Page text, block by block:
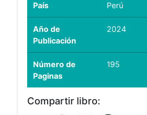
País Perú
Año de
Publicación
2024
Número de
Paginas
195
Compartir libro: